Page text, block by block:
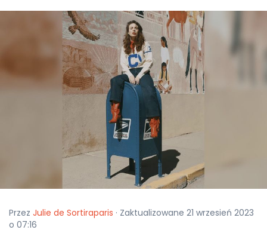
Przez Julie de Sortiraparis · Zaktualizowane 21 wrzesień 2023
o 07:16